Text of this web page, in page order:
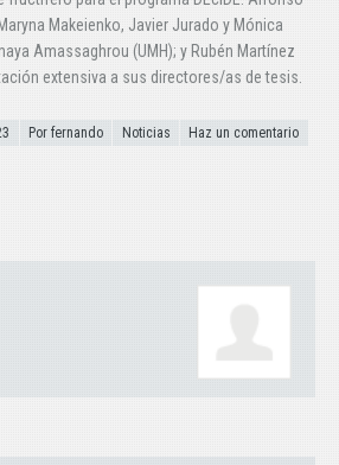
Makeienko, Javier Jurado y Mónica
Amassaghrou (UMH); y Rubén Martínez
extensiva a sus directores/as de tesis.
Por fernando Noticias Haz un comentario